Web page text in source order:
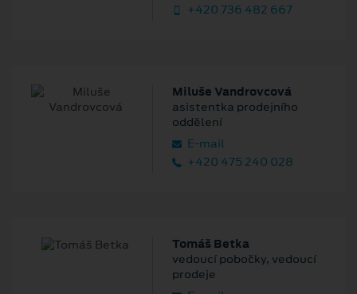
+420 736 482 667
Miluše Vandrovcová
asistentka prodejního
oddělení
E‑mail
+420 475 240 028
Tomáš Betka
vedoucí pobočky, vedoucí
prodeje